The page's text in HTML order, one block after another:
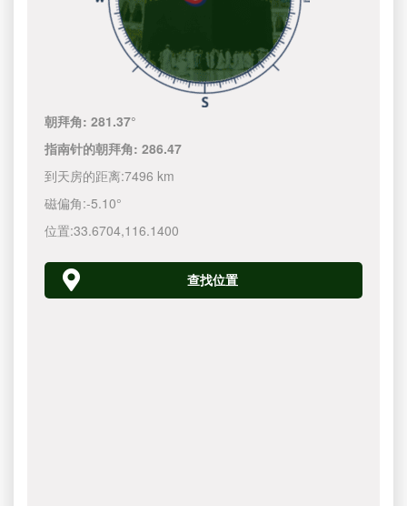
朝拜角:281.37°
指南针的朝拜角:286.47
到天房的距离:7496 km
磁偏角:-5.10°
位置:33.6704,116.1400
查找位置